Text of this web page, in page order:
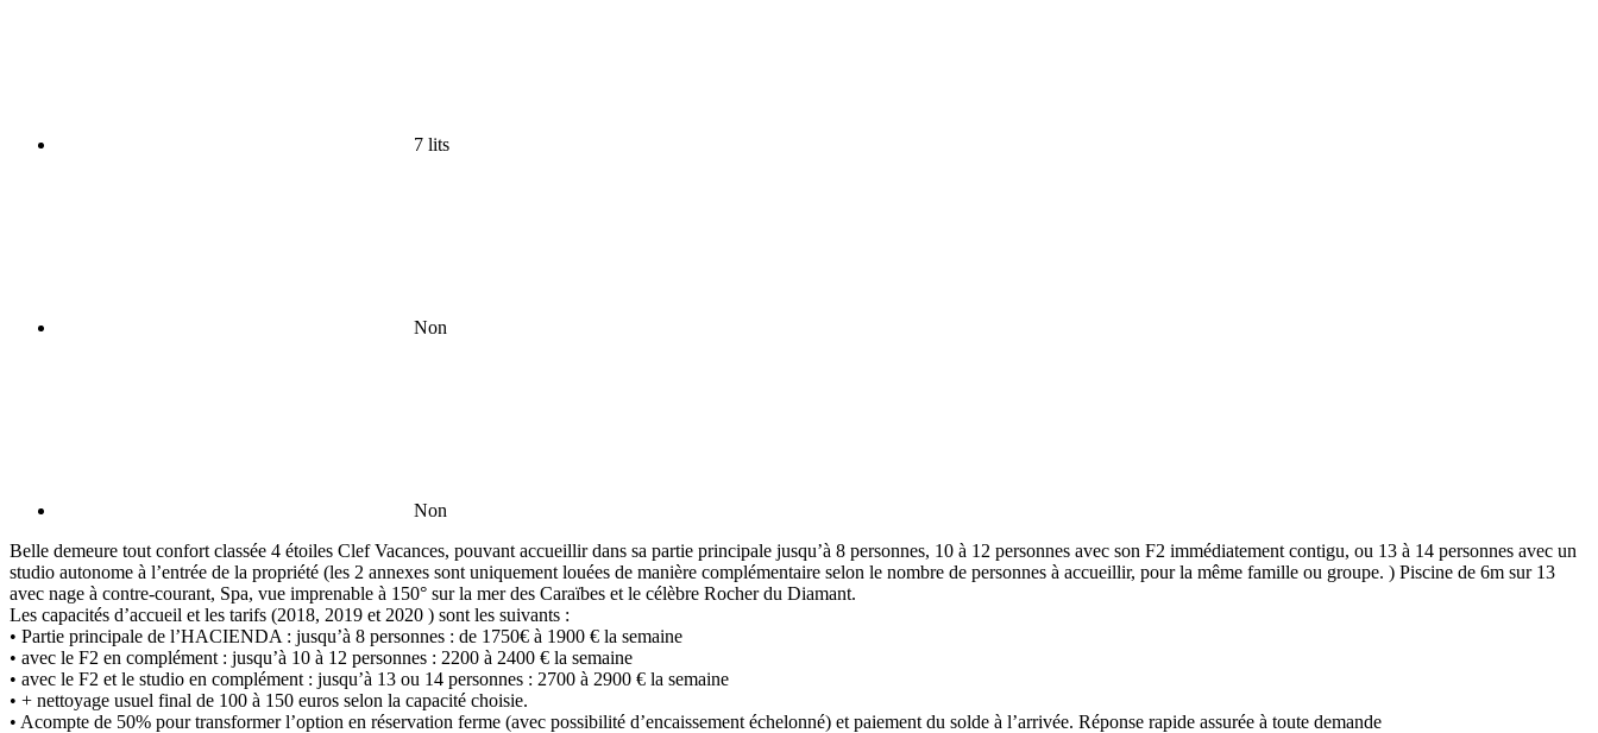
7 lits
Non
Non
Belle demeure tout confort classée 4 étoiles Clef Vacances, pouvant accueillir dans sa partie principale jusqu’à 8 personnes, 10 à 12 personnes avec son F2 immédiatement contigu, ou 13 à 14 personnes avec un
studio autonome à l’entrée de la propriété (les 2 annexes sont uniquement louées de manière complémentaire selon le nombre de personnes à accueillir, pour la même famille ou groupe. ) Piscine de 6m sur 13
avec nage à contre-courant, Spa, vue imprenable à 150° sur la mer des Caraïbes et le célèbre Rocher du Diamant.
Les capacités d’accueil et les tarifs (2018, 2019 et 2020 ) sont les suivants :
• Partie principale de l’HACIENDA : jusqu’à 8 personnes : de 1750€ à 1900 € la semaine
• avec le F2 en complément : jusqu’à 10 à 12 personnes : 2200 à 2400 € la semaine
• avec le F2 et le studio en complément : jusqu’à 13 ou 14 personnes : 2700 à 2900 € la semaine
• + nettoyage usuel final de 100 à 150 euros selon la capacité choisie.
• Acompte de 50% pour transformer l’option en réservation ferme (avec possibilité d’encaissement échelonné) et paiement du solde à l’arrivée. Réponse rapide assurée à toute demande